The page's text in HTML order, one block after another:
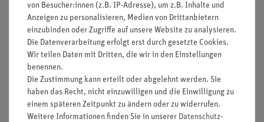
Stellwiderstand
10kOhm, Gehäuse G1
39138-
11
1
NTC-Widerstand,
Gehäuse G1
39110-
1
Transistor BC 337, Basis
links, G3
39127-
20
1
von Besucher:innen (z.B. IP-Adresse), um z.B. Inhalte und
Anzeigen zu personalisieren, Medien von Drittanbietern
einzubinden oder Zugriffe auf unsere Website zu analysieren.
Die Datenverarbeitung erfolgt erst durch gesetzte Cookies.
Wir teilen Daten mit Dritten, die wir in den Einstellungen
benennen.
Die Zustimmung kann erteilt oder abgelehnt werden. Sie
haben das Recht, nicht einzuwilligen und die Einwilligung zu
einem späteren Zeitpunkt zu ändern oder zu widerrufen.
Weitere Informationen finden Sie in unserer Daten­schutz­